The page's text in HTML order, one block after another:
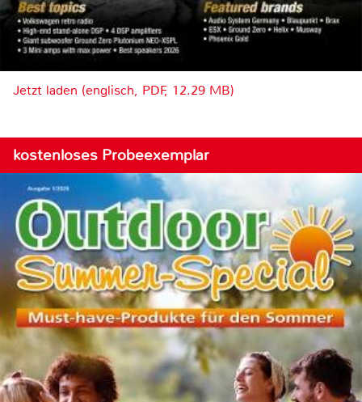
Jetzt laden (englisch, PDF, 12.29 MB)
kostenloses Probeexemplar